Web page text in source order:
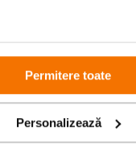
Permitere toate
Personalizează
creatorilor
special